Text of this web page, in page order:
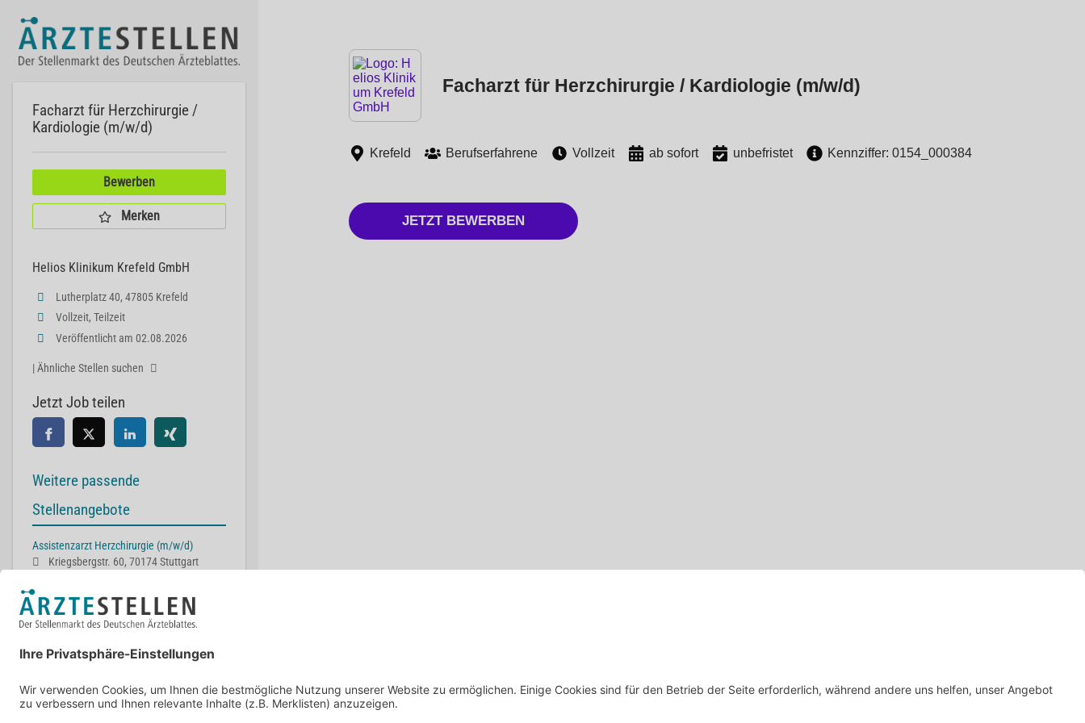
Facharzt für Herzchirurgie /
Kardiologie (m/w/d)
Bewerben
Merken
Helios Klinikum Krefeld GmbH
Lutherplatz 40, 47805 Krefeld
Vollzeit, Teilzeit
Veröffentlicht am 02.08.2026
| Ähnliche Stellen suchen
Jetzt Job teilen
Weitere passende
Stellenangebote
Assistenzarzt Herzchirurgie (m/w/d)
Kriegsbergstr. 60, 70174 Stuttgart
Facharzt (m/w/d) Zusatzweiterbildung oder
Erwerb Spezielle Schmerztherapie
Kurfürstenstraße 69, 47829 Krefeld
Facharzt Innere Medizin/Kardiologie
(m/w/d) mit hybriden Einsatzkonzept
Chefärztin / Chefarzt – Herzchirurgie